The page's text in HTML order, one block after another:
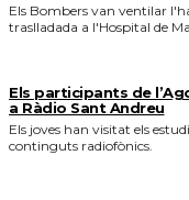
Els Bombers van ventilar
traslladada a l'Hospital de
Els participants de
a Ràdio Sant Andreu
Els joves han visitat els
continguts radiofònics.